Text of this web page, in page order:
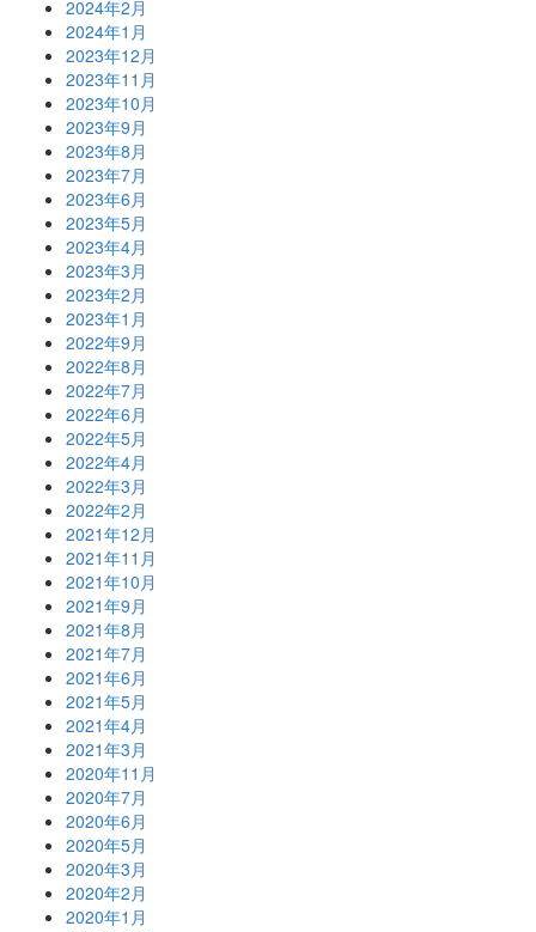
2024年2月
2024年1月
2023年12月
2023年11月
2023年10月
2023年9月
2023年8月
2023年7月
2023年6月
2023年5月
2023年4月
2023年3月
2023年2月
2023年1月
2022年9月
2022年8月
2022年7月
2022年6月
2022年5月
2022年4月
2022年3月
2022年2月
2021年12月
2021年11月
2021年10月
2021年9月
2021年8月
2021年7月
2021年6月
2021年5月
2021年4月
2021年3月
2020年11月
2020年7月
2020年6月
2020年5月
2020年3月
2020年2月
2020年1月